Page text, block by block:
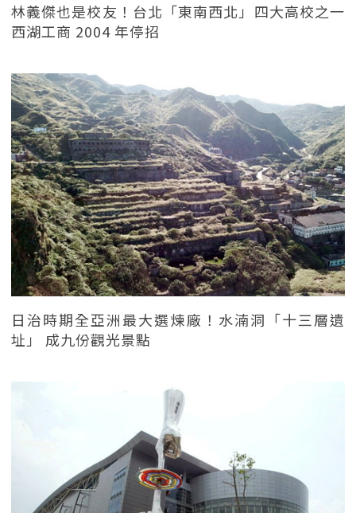
林義傑也是校友！台北「東南西北」四大高校之一
西湖工商 2004 年停招
日治時期全亞洲最大選煉廠！水湳洞「十三層遺
址」 成九份觀光景點